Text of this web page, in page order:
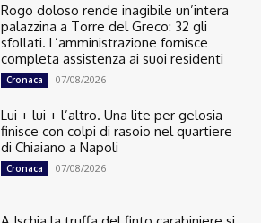
Rogo doloso rende inagibile un’intera
palazzina a Torre del Greco: 32 gli
sfollati. L’amministrazione fornisce
completa assistenza ai suoi residenti
Cronaca 07/08/2026
Lui + lui + l’altro. Una lite per gelosia
finisce con colpi di rasoio nel quartiere
di Chiaiano a Napoli
Cronaca 07/08/2026